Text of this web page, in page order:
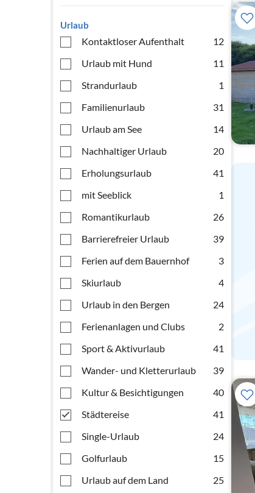
Urlaub
Kontaktloser Aufenthalt
12
Urlaub mit Hund
11
Strandurlaub
1
Familienurlaub
31
Urlaub am See
14
Nachhaltiger Urlaub
20
Erholungsurlaub
41
mit Seeblick
1
Romantikurlaub
26
Barrierefreier Urlaub
39
Ferien auf dem Bauernhof
3
Skiurlaub
4
Urlaub in den Bergen
24
Ferienanlagen und Clubs
2
Sport & Aktivurlaub
41
Wander- und Kletterurlaub
39
Kultur & Besichtigungen
40
Städtereise
41
Single-Urlaub
24
Golfurlaub
15
Urlaub auf dem Land
25